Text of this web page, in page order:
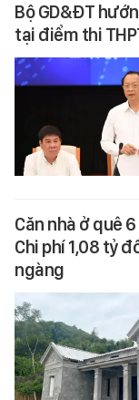
Bộ GD&ĐT
tại điểm thi
Căn nhà ở quê
Chi phí 1,08 tỷ
ngàng